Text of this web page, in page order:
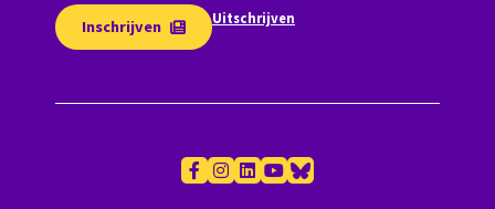
Inschrijven Uitschrijven